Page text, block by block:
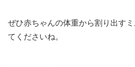
ぜひ赤ちゃんの体重から割り出す
てくださいね。